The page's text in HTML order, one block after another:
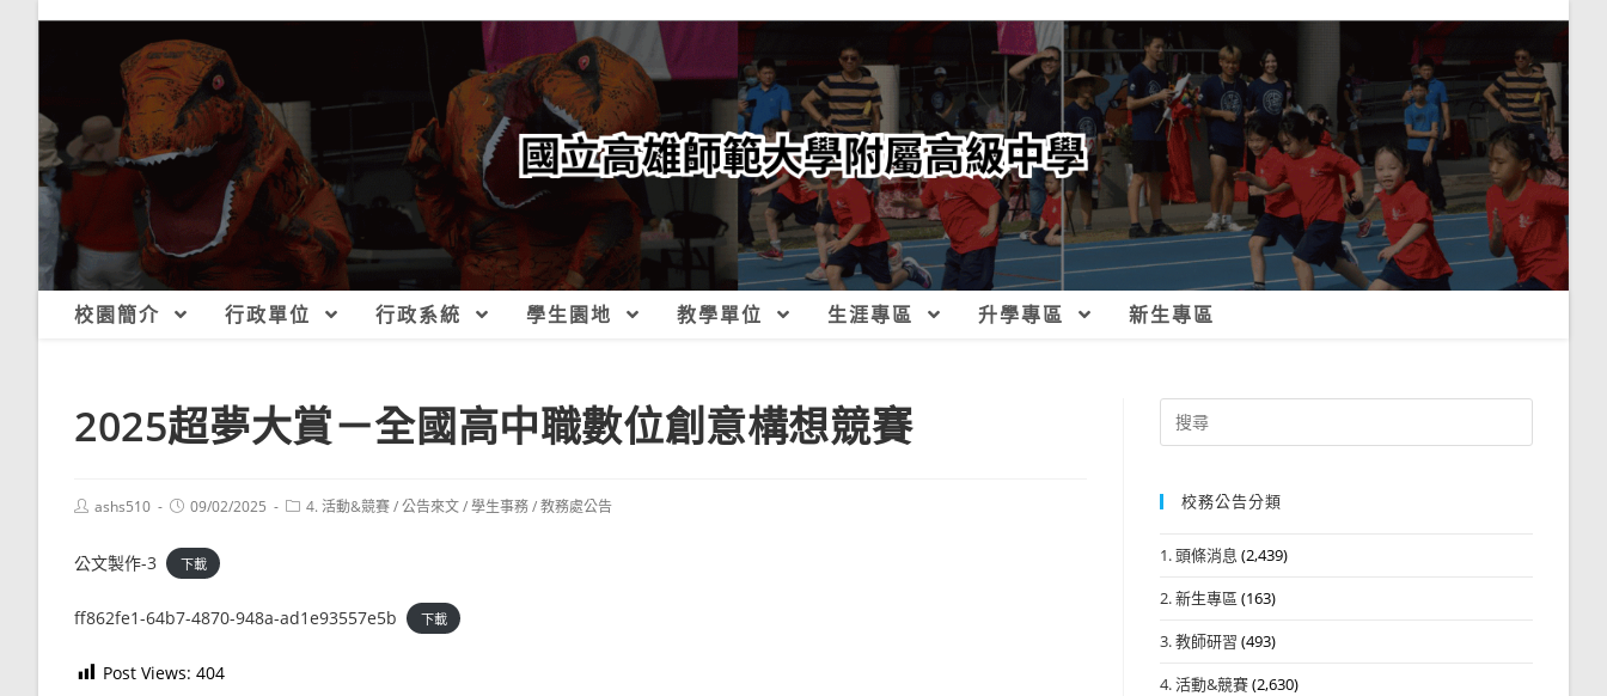
校園簡介 行政單位 行政系統 學生園地 教學單位 生涯專區 升學專區 新生專區
2025超夢大賞－全國高中職數位創意構想競賽
Postashs510
Post09/02/2025
Post4. 活動&競賽/公告來文/學生事務/教務處公告
公文製作-3 下載
ff862fe1-64b7-4870-948a-ad1e93557e5b 下載
Post Views: 404
Search
for:
校務公告分類
1. 頭條消息 (2,439)
2. 新生專區 (163)
3. 教師研習 (493)
4. 活動&競賽(2,630)